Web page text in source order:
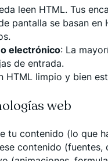
leen HTML. Tus
pantalla se basan
electrónico: La
de entrada.
HTML limpio y bien
web
tu contenido (lo que
contenido (fuentes,